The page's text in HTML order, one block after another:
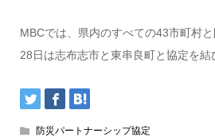
MBCでは、県内のすべての43市町村と
28日は志布志市と東串良町と協定を結
防災パートナーシップ協定